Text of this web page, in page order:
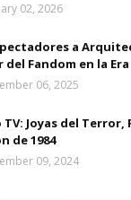
02, 2026
a
del Fandom en la
06, 2025
TV: Joyas del Terror,
de 1984
09, 2024